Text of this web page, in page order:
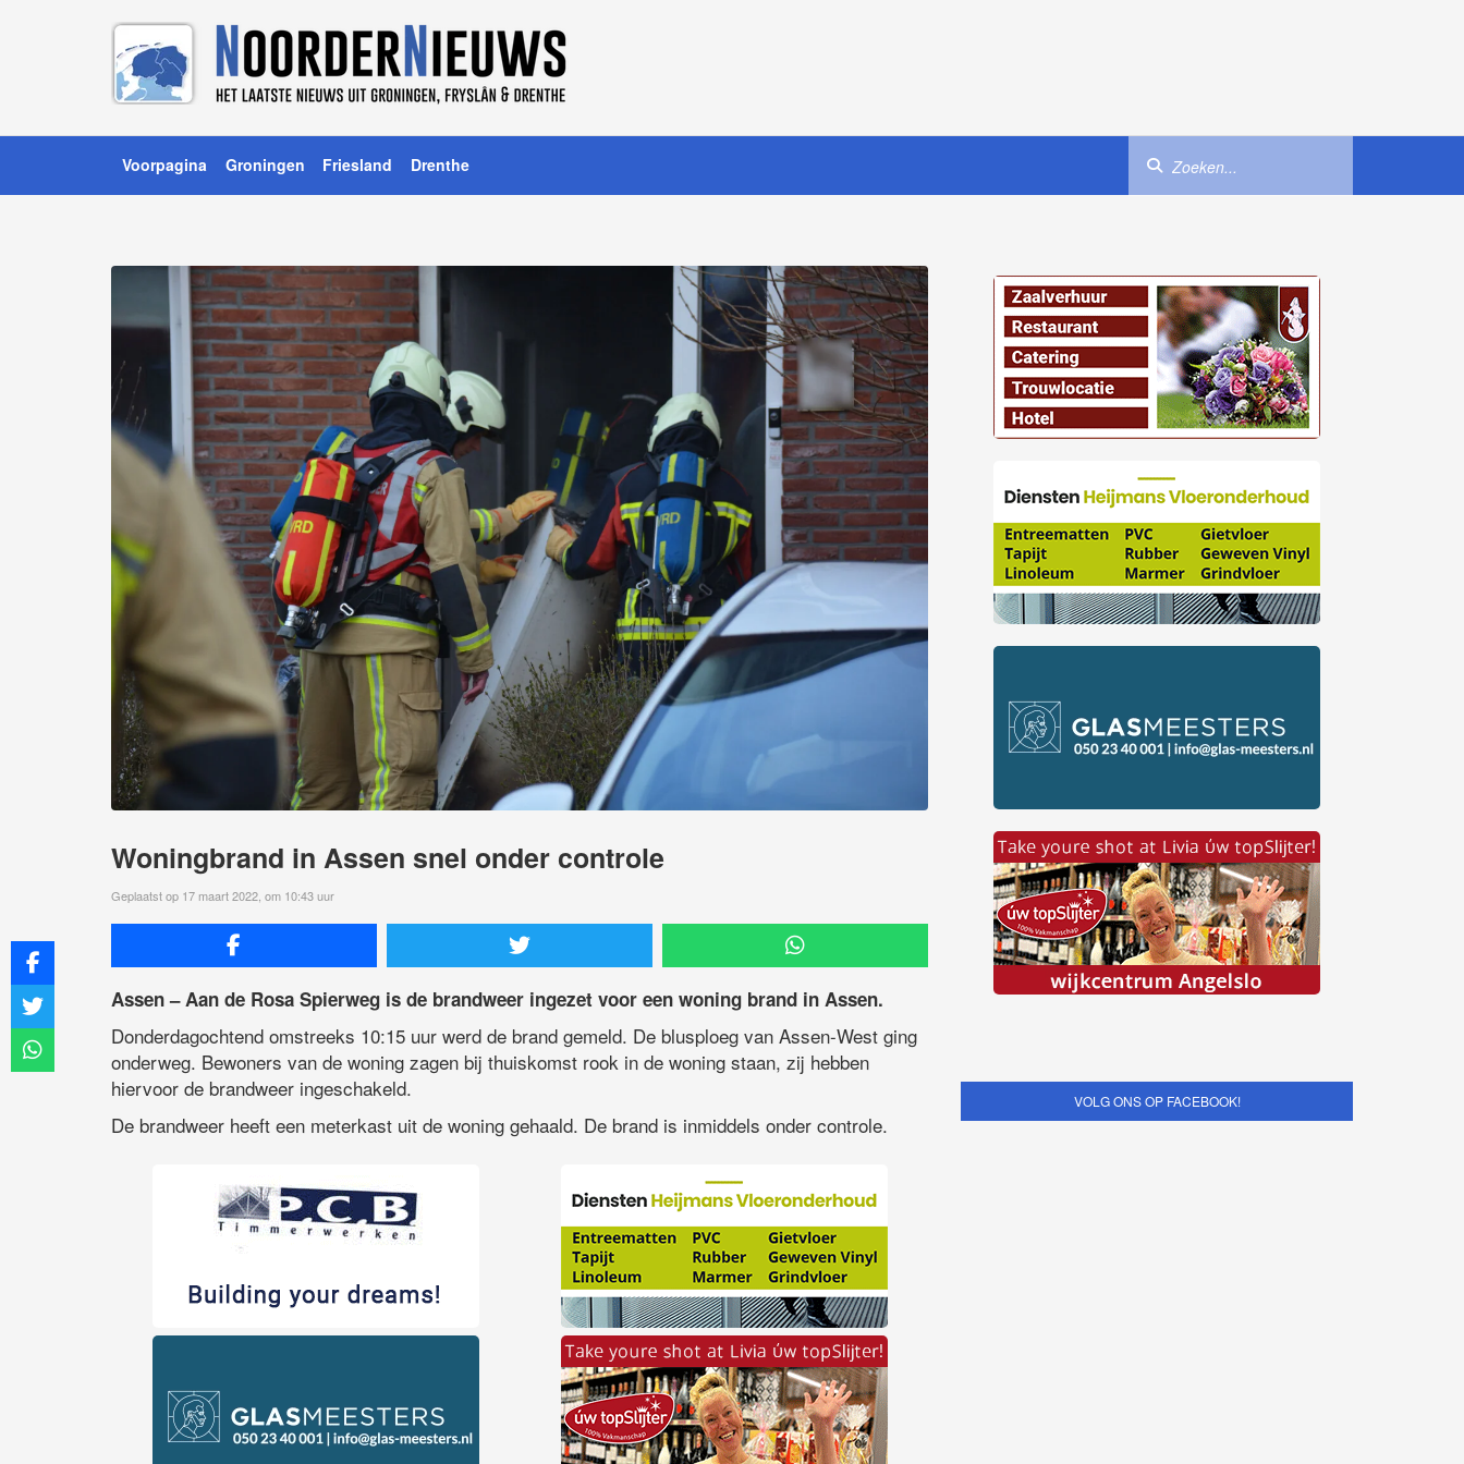
Voorpagina Groningen Friesland Drenthe
Woningbrand in Assen snel onder controle
Geplaatst op 17 maart 2022, om 10:43 uur
Assen – Aan de Rosa Spierweg is de brandweer ingezet voor een woning brand in Assen.
Donderdagochtend omstreeks 10:15 uur werd de brand gemeld. De blusploeg van Assen-West ging
onderweg. Bewoners van de woning zagen bij thuiskomst rook in de woning staan, zij hebben
hiervoor de brandweer ingeschakeld.
De brandweer heeft een meterkast uit de woning gehaald. De brand is inmiddels onder controle.
VOLG ONS OP FACEBOOK!